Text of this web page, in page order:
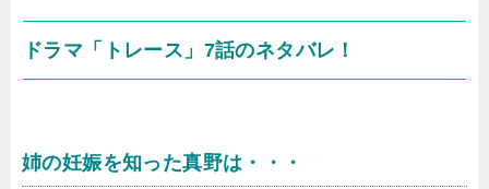
ドラマ「トレース」7話のネタバレ！
姉の妊娠を知った真野は・・・